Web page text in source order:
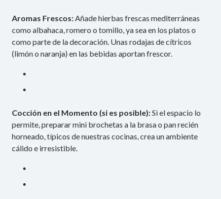
Aromas Frescos: Añade hierbas frescas mediterráneas
como albahaca, romero o tomillo, ya sea en los platos o
como parte de la decoración. Unas rodajas de cítricos
(limón o naranja) en las bebidas aportan frescor.
Cocción en el Momento (si es posible):Si el espacio lo
permite, preparar mini brochetas a la brasa o pan recién
horneado, típicos de nuestras cocinas, crea un ambiente
cálido e irresistible.